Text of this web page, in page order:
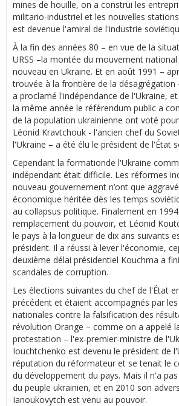
mines de houille, on a construi les
militario-industriel et les nouvelles stations
est devenue l'amiral de l'industrie
À la fin des années 80 – en vue de la
URSS –la montée du mouvement
nouveau en Ukraine. Et en août 1991 –
trouvée à la frontière de la désagrégation
a proclamé l'indépendance de l'Ukraine,
la même année le référendum public a
de la population ukrainienne ont voté
Léonid Kravtchouk - l'ancien chef du
l'Ukraine – a été élu le président de l'État
Cependant la formationde l'Ukraine
indépendant était difficile. Les réformes
nouveau gouvernement n’ont que
économique héritée dès les temps
au collapsus politique. Finalement en
remplacement du pouvoir, et Léonid
le pays à la longueur de dix ans suivants
président. Il a réussi à lever l'économie,
deuxième délai présidentiel Kouchma a
scandales de corruption.
Les élections suivantes du chef de l'État
précédent et étaient accompagnés par
nationales contre la falsification des
révolution Orange – comme on a appelé
protestation – l'ex-premier-ministre de
Iouchtchenko est devenu le président de
réputation du réformateur et se tenait le
du développement du pays. Mais il n'a
du peuple ukrainien, et en 2010 son
Ianoukovytch est venu au pouvoir.